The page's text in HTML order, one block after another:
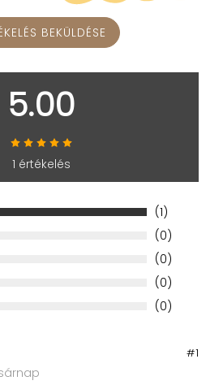
BEKÜLDÉSE
5.00
1 értékelés
(1)
(0)
(0)
(0)
(0)
#1